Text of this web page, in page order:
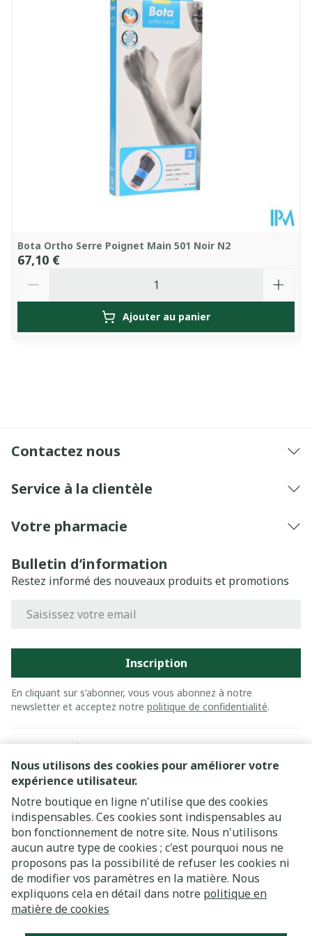
Nous utilisons des cookies pour améliorer votre
expérience utilisateur.
Notre boutique en ligne n'utilise que des cookies
indispensables. Ces cookies sont indispensables au
bon fonctionnement de notre site. Nous n'utilisons
aucun autre type de cookies ; c'est pourquoi nous ne
proposons pas la possibilité de refuser les cookies ni
de modifier vos paramètres en la matière. Nous
expliquons cela en détail dans notre politique en
matière de cookies
45 mm
Température ambiante (15°C -
25°C)
Bota Ortho Serre Poignet Main 501 Noir N2
67,10 €
Ajouter au panier
Contactez nous
Service à la clientèle
Votre pharmacie
Bulletin d’information
Restez informé des nouveaux produits et promotions
Inscription
En cliquant sur s'abonner, vous vous abonnez à notre
newsletter et acceptez notre politique de confidentialité.
Liens légaux